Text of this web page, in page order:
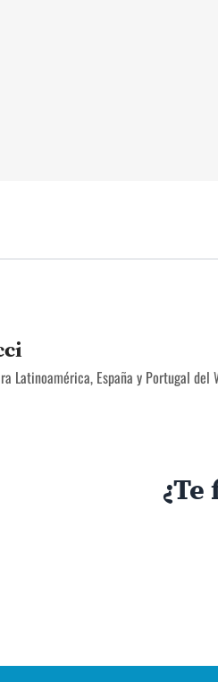
Latinoamérica, España y Portugal del